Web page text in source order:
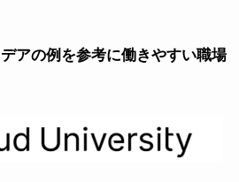
アの例を参考に働きやすい職場